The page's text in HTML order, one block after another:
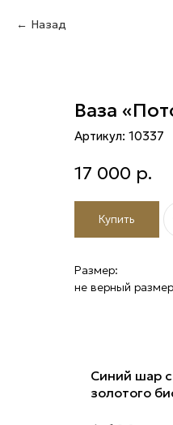
Назад
Ваза
Артикул: 10337
17 000 р.
Купить
Размер:
не верный размер
Синий шар
золотого